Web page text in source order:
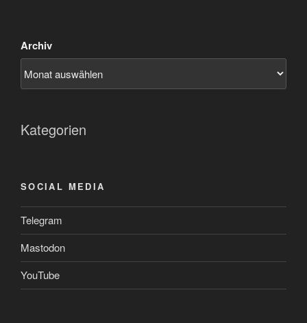
Archiv
Kategorien
SOCIAL MEDIA
Telegram
Mastodon
YouTube